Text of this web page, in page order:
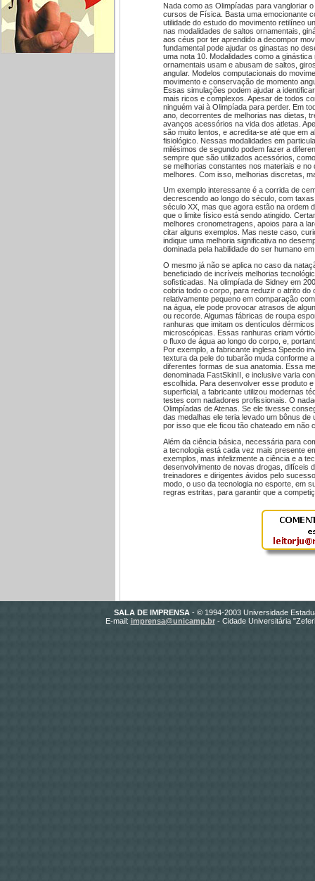
Nada como as Olimpíadas para vangloriar
cursos de Física. Basta uma emocionante
utilidade do estudo do movimento retilíneo
nas modalidades de saltos ornamentais,
aos céus por ter aprendido a decompor
fundamental pode ajudar os ginastas no
uma nota 10. Modalidades como a
ornamentais usam e abusam de saltos,
angular. Modelos computacionais do
movimento e conservação de momento
Essas simulações podem ajudar a
mais ricos e complexos. Apesar de todos
ninguém vai à Olimpíada para perder. Em
ano, decorrentes de melhorias nas dietas,
avanços acessórios na vida dos atletas.
são muito lentos, e acredita-se até que em
fisiológico. Nessas modalidades em
milésimos de segundo podem fazer a
sempre que são utilizados acessórios,
se melhorias constantes nos materiais e
melhores. Com isso, melhorias discretas,
Um exemplo interessante é a corrida de
decrescendo ao longo do século, com
século XX, mas que agora estão na ordem
que o limite físico está sendo atingido.
melhores cronometragens, apoios para a
citar alguns exemplos. Mas neste caso,
indique uma melhoria significativa no
dominada pela habilidade do ser humano
O mesmo já não se aplica no caso da
beneficiado de incríveis melhorias
sofisticadas. Na olimpíada de Sidney em
cobria todo o corpo, para reduzir o atrito
relativamente pequeno em comparação
na água, ele pode provocar atrasos de
ou recorde. Algumas fábricas de roupa
ranhuras que imitam os dentículos
microscópicas. Essas ranhuras criam
o fluxo de água ao longo do corpo, e,
Por exemplo, a fabricante inglesa Speedo
textura da pele do tubarão muda conforme
diferentes formas de sua anatomia. Essa
denominada FastSkinII, e inclusive varia
escolhida. Para desenvolver esse produto
superficial, a fabricante utilizou modernas
testes com nadadores profissionais. O
Olimpíadas de Atenas. Se ele tivesse
das medalhas ele teria levado um bônus de
por isso que ele ficou tão chateado em não
Além da ciência básica, necessária para
a tecnologia está cada vez mais presente
exemplos, mas infelizmente a ciência e a
desenvolvimento de novas drogas, difíceis
treinadores e dirigentes ávidos pelo
modo, o uso da tecnologia no esporte, em
regras estritas, para garantir que a
SALA DE IMPRENSA- © 1994-2003 Universidade
E-mail: imprensa@unicamp.br- Cidade Universitária